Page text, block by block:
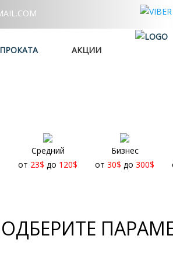
АКЦИИ
Средний
от 23$ до 120$
Бизнес
от 30$ до 300$